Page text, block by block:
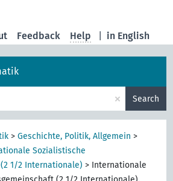
in English
Feedback Help
× Search
>Geschichte, Politik, Allgemein >
Sozialistische
1/2 Internationale) > Internationale